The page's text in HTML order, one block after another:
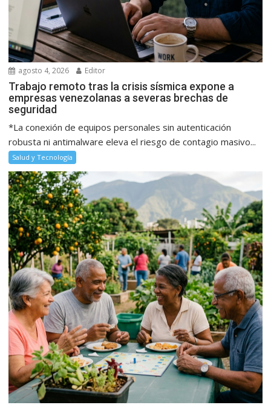
agosto 4, 2026 Editor
Trabajo remoto tras la crisis sísmica expone a
empresas venezolanas a severas brechas de
seguridad
*La conexión de equipos personales sin autenticación
robusta ni antimalware eleva el riesgo de contagio masivo...
Salud y Tecnología